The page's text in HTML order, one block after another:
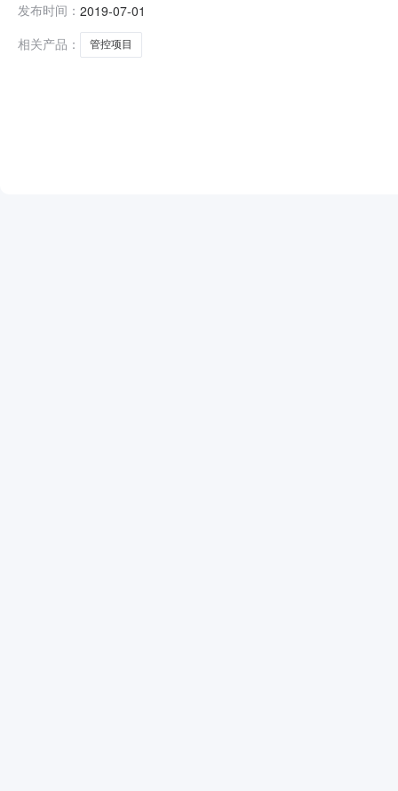
镇人民政府的委托就鄞江镇镇区环镇东路及四明东路沿
编号：KXZJ-20190
发布时间： 2019-07-01
相关产品：
管控项目